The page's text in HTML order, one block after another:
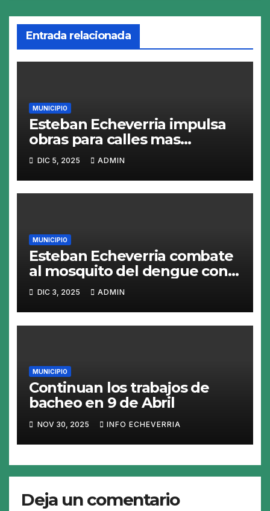
Entrada relacionada
MUNICIPIO
Esteban Echeverria impulsa
obras para calles mas
resistentes y seguras
DIC 5, 2025 ADMIN
MUNICIPIO
Esteban Echeverria combate
al mosquito del dengue con
fumigacion
DIC 3, 2025 ADMIN
MUNICIPIO
Continuan los trabajos de
bacheo en 9 de Abril
NOV 30, 2025 INFO ECHEVERRIA
Deja un comentario